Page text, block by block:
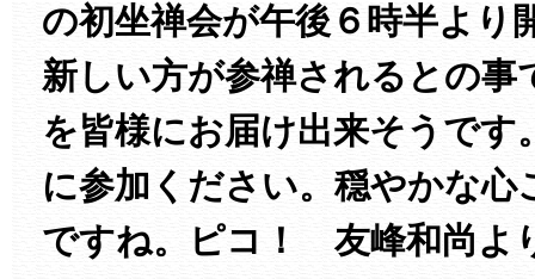
の初坐禅会が午後６時半より
新しい方が参禅されるとの事
を皆様にお届け出来そうです
に参加ください。穏やかな心
ですね。ピコ！ 友峰和尚よ